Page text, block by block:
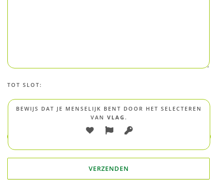
TOT SLOT:
BEWIJS DAT JE MENSELIJK BENT DOOR HET SELECTEREN
VAN VLAG .